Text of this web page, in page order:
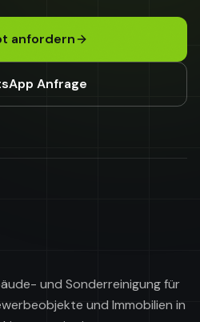
anfordern
Anfrage
und Sonderreinigung für
und Immobilien in